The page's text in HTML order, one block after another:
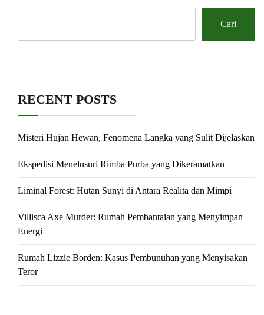
Cari
RECENT POSTS
Misteri Hujan Hewan, Fenomena Langka yang Sulit Dijelaskan
Ekspedisi Menelusuri Rimba Purba yang Dikeramatkan
Liminal Forest: Hutan Sunyi di Antara Realita dan Mimpi
Villisca Axe Murder: Rumah Pembantaian yang Menyimpan
Energi
Rumah Lizzie Borden: Kasus Pembunuhan yang Menyisakan
Teror